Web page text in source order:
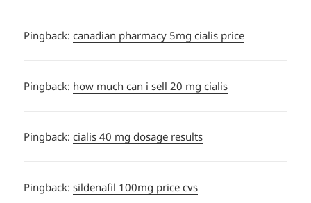
Pingback:canadian pharmacy 5mg cialis price
Pingback: how much can i sell 20 mg cialis
Pingback:cialis 40 mg dosage results
Pingback:sildenafil 100mg price cvs